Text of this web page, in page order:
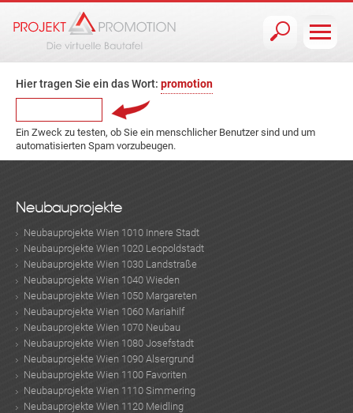
Hier tragen Sie ein das Wort: promotion
Ein Zweck zu testen, ob Sie ein menschlicher Benutzer sind und um
automatisierten Spam vorzubeugen.
Neubauprojekte
Neubauprojekte Wien 1010 Innere Stadt
Neubauprojekte Wien 1020 Leopoldstadt
Neubauprojekte Wien 1030 Landstraße
Neubauprojekte Wien 1040 Wieden
Neubauprojekte Wien 1050 Margareten
Neubauprojekte Wien 1060 Mariahilf
Neubauprojekte Wien 1070 Neubau
Neubauprojekte Wien 1080 Josefstadt
Neubauprojekte Wien 1090 Alsergrund
Neubauprojekte Wien 1100 Favoriten
Neubauprojekte Wien 1110 Simmering
Neubauprojekte Wien 1120 Meidling